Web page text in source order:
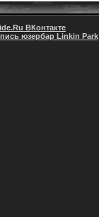
ВКонтакте
юзербар Linkin Park